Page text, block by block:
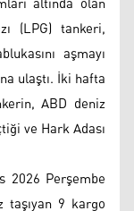
(LPG) tankeri,
aşmayı
ulaştı. İki hafta
ABD deniz
ve Hark Adası
2026 Perşembe
taşıyan 9 kargo